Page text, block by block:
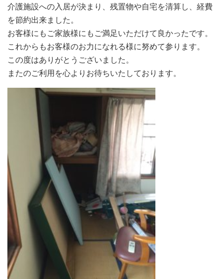
介護施設への入居が決まり、残置物や自宅を清算し、経費
を節約出来ました。
お客様にもご家族様にもご満足いただけて良かったです。
これからもお客様のお力になれる様に努めて参ります。
この度はありがとうございました。
またのご利用を心よりお待ちいたしております。